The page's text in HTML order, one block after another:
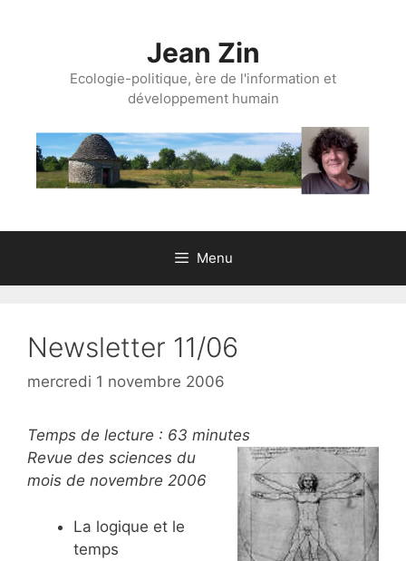
Jean Zin
Ecologie-politique, ère de l'information et
développement humain
Menu
Newsletter 11/06
mercredi 1 novembre 2006
Temps de lecture : 63 minutes
Revue des sciences du
mois de novembre 2006
La logique et le
temps